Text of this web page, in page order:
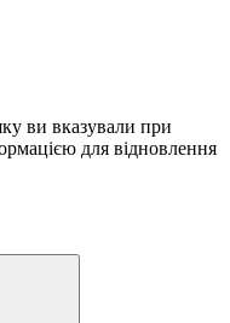
ви вказували при
для відновлення